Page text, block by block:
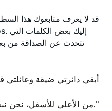
قد لا يعرف متابعوك هذا
تتحدث عن الصداقة من